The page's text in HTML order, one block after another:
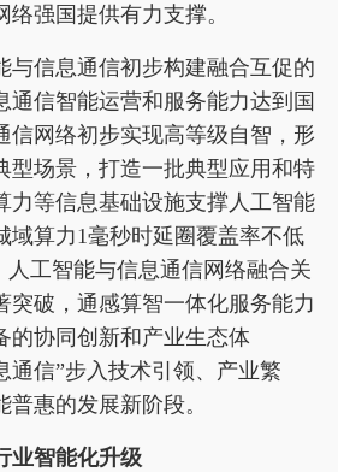
强国提供有力支撑。
与信息通信初步构建融合互促的
通信智能运营和服务能力达到国
信网络初步实现高等级自智，形
型场景，打造一批典型应用和特
力等信息基础设施支撑人工智能
域算力1毫秒时延圈覆盖率不低
人工智能与信息通信网络融合关
突破，通感算智一体化服务能力
的协同创新和产业生态体
通信”步入技术引领、产业繁
惠的发展新阶段。
业智能化升级